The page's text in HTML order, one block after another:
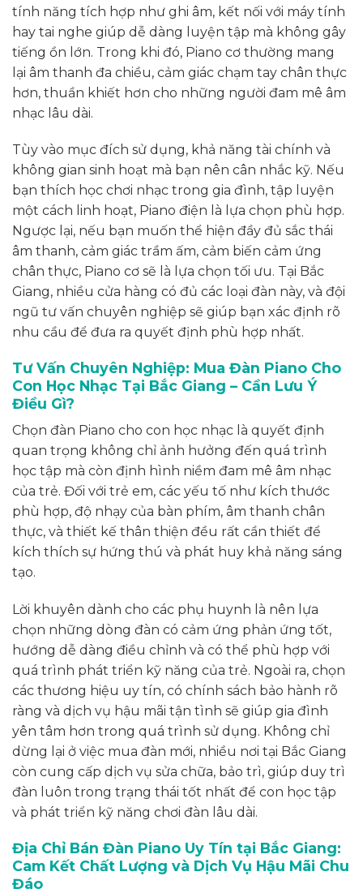
tính năng tích hợp như ghi âm, kết nối với máy tính
hay tai nghe giúp dễ dàng luyện tập mà không gây
tiếng ồn lớn. Trong khi đó, Piano cơ thường mang
lại âm thanh đa chiều, cảm giác chạm tay chân thực
hơn, thuần khiết hơn cho những người đam mê âm
nhạc lâu dài.
Tùy vào mục đích sử dụng, khả năng tài chính và
không gian sinh hoạt mà bạn nên cân nhắc kỹ. Nếu
bạn thích học chơi nhạc trong gia đình, tập luyện
một cách linh hoạt, Piano điện là lựa chọn phù hợp.
Ngược lại, nếu bạn muốn thể hiện đầy đủ sắc thái
âm thanh, cảm giác trầm ấm, cảm biến cảm ứng
chân thực, Piano cơ sẽ là lựa chọn tối ưu. Tại Bắc
Giang, nhiều cửa hàng có đủ các loại đàn này, và đội
ngũ tư vấn chuyên nghiệp sẽ giúp bạn xác định rõ
nhu cầu để đưa ra quyết định phù hợp nhất.
Tư Vấn Chuyên Nghiệp: Mua Đàn Piano Cho
Con Học Nhạc Tại Bắc Giang – Cần Lưu Ý
Điều Gì?
Chọn đàn Piano cho con học nhạc là quyết định
quan trọng không chỉ ảnh hưởng đến quá trình
học tập mà còn định hình niềm đam mê âm nhạc
của trẻ. Đối với trẻ em, các yếu tố như kích thước
phù hợp, độ nhạy của bàn phím, âm thanh chân
thực, và thiết kế thân thiện đều rất cần thiết để
kích thích sự hứng thú và phát huy khả năng sáng
tạo.
Lời khuyên dành cho các phụ huynh là nên lựa
chọn những dòng đàn có cảm ứng phản ứng tốt,
hướng dễ dàng điều chỉnh và có thể phù hợp với
quá trình phát triển kỹ năng của trẻ. Ngoài ra, chọn
các thương hiệu uy tín, có chính sách bảo hành rõ
ràng và dịch vụ hậu mãi tận tình sẽ giúp gia đình
yên tâm hơn trong quá trình sử dụng. Không chỉ
dừng lại ở việc mua đàn mới, nhiều nơi tại Bắc Giang
còn cung cấp dịch vụ sửa chữa, bảo trì, giúp duy trì
đàn luôn trong trạng thái tốt nhất để con học tập
và phát triển kỹ năng chơi đàn lâu dài.
Địa Chỉ Bán Đàn Piano Uy Tín tại Bắc Giang:
Cam Kết Chất Lượng và Dịch Vụ Hậu Mãi Chu
Đáo